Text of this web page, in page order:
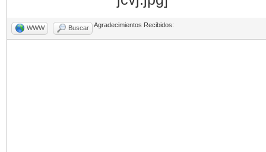
WWW Buscar Agradecimientos Recibidos: